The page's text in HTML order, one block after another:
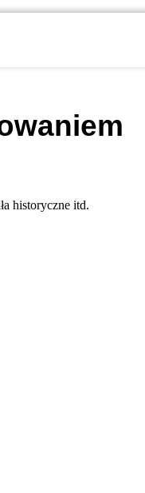
historyczne itd.